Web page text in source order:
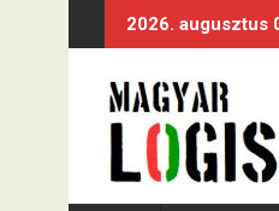
k
2026. augusztus